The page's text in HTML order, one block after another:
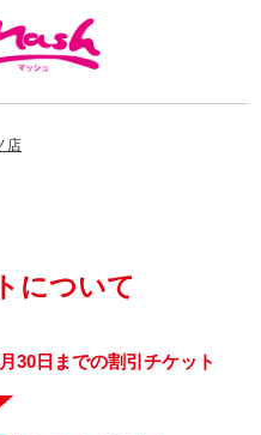
店
について
30日までの割引チケット